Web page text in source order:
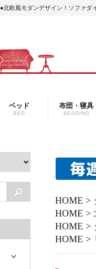
●北欧風モダンデザイン！ソファダ
ベッド
BED
布団・寝具
BEDDING
HOME >
HOME >
HOME >
HOME >